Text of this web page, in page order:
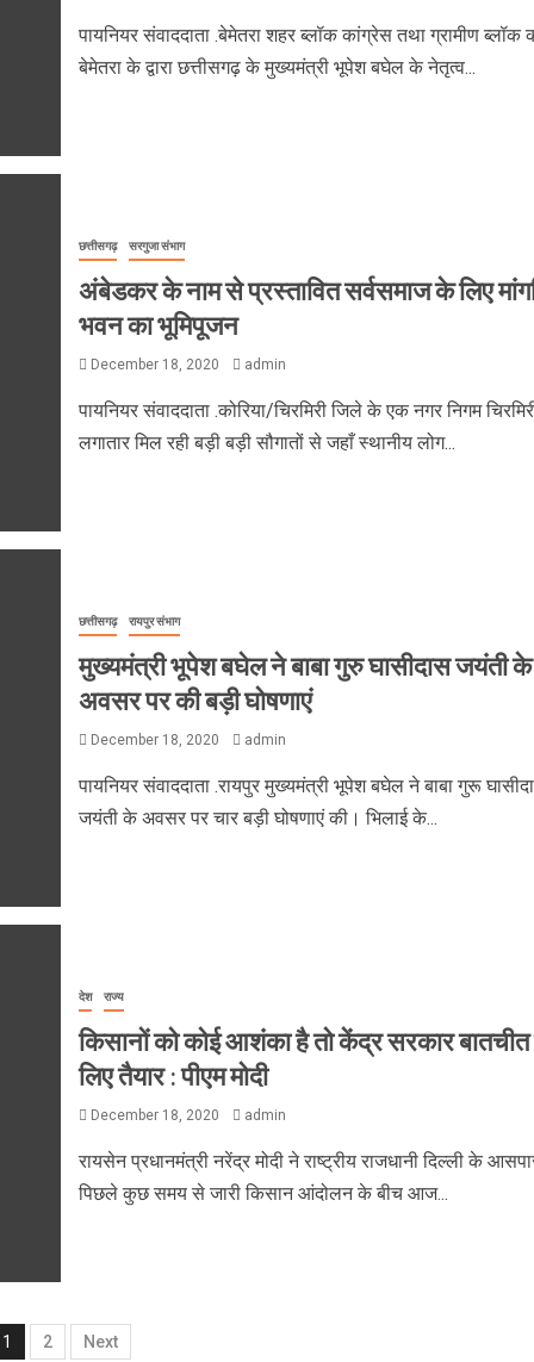
पायनियर संवाददाता .बेमेतरा शहर ब्लॉक कांग्रेस तथा ग्रामीण ब्लॉक
बेमेतरा के द्वारा छत्तीसगढ़ के मुख्यमंत्री भूपेश बघेल के नेतृत्व...
छत्तीसगढ़ सरगुजा संभाग
अंबेडकर के नाम से प्रस्तावित सर्वसमाज के लिए
भवन का भूमिपूजन
December 18, 2020 admin
पायनियर संवाददाता .कोरिया/चिरमिरी जिले के एक नगर निगम
लगातार मिल रही बड़ी बड़ी सौगातों से जहाँ स्थानीय लोग...
छत्तीसगढ़ रायपुर संभाग
मुख्यमंत्री भूपेश बघेल ने बाबा गुरु घासीदास जयंती के
अवसर पर की बड़ी घोषणाएं
December 18, 2020 admin
पायनियर संवाददाता .रायपुर मुख्यमंत्री भूपेश बघेल ने बाबा गुरू
जयंती के अवसर पर चार बड़ी घोषणाएं की। भिलाई के...
देश राज्य
किसानों को कोई आशंका है तो केंद्र सरकार
लिए तैयार : पीएम मोदी
December 18, 2020 admin
रायसेन प्रधानमंत्री नरेंद्र मोदी ने राष्ट्रीय राजधानी दिल्ली के
पिछले कुछ समय से जारी किसान आंदोलन के बीच आज...
1 2 Next